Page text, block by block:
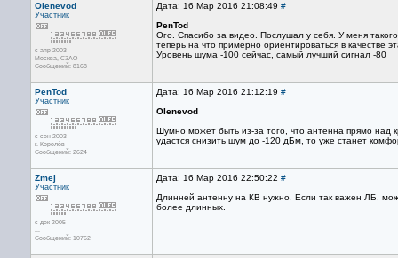
Olenevod
Участник
с апр 2003
Москва, СЗАО
Сообщений: 8168
Дата: 16 Мар 2016 21:08:49 #
PenTod
Ого. Спасибо за видео. Послушал у себя. У меня
теперь на что примерно ориентироваться в качестве
Уровень шума -100 сейчас, самый лучший сигнал -80
PenTod
Участник
с сен 2003
г. Королёв
Сообщений: 2624
Дата: 16 Мар 2016 21:12:19 #
Olenevod
Шумно может быть из-за того, что антенна прямо
удастся снизить шум до -120 дБм, то уже станет
Zmej
Участник
с дек 2005
...
Сообщений: 10762
Дата: 16 Мар 2016 22:50:22 #
Длинней антенну на КВ нужно. Если так важен ЛБ,
более длинных.